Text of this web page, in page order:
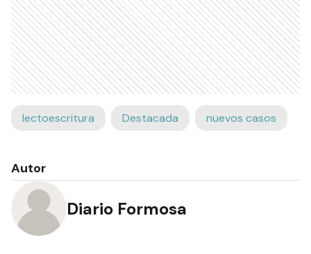
lectoescritura Destacada nuevos casos
Autor
Diario Formosa